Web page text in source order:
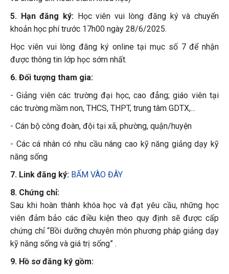
5. Hạn đăng ký: Học viên vui lòng đăng ký và chuyển
khoản học phí trước 17h00 ngày 28/6/2025.
Học viên vui lòng đăng ký online tại mục số 7 để nhận
được thông tin lớp học sớm nhất.
6. Đối tượng tham gia:
- Giảng viên các trường đại học, cao đẳng; giáo viên tại
các trường mầm non, THCS, THPT, trung tâm GDTX,...
- Cán bộ công đoàn, đội tại xã, phường, quận/huyện
- Các cá nhân có nhu cầu nâng cao kỹ năng giảng dạy kỹ
năng sống
7. Link đăng ký: BẤM VÀO ĐÂY
8. Chứng chỉ:
Sau khi hoàn thành khóa học và đạt yêu cầu, những học
viên đảm bảo các điều kiện theo quy định sẽ được cấp
chứng chỉ “Bồi dưỡng chuyên môn phương pháp giảng dạy
kỹ năng sống và giá trị sống” .
9. Hồ sơ đăng ký gồm: